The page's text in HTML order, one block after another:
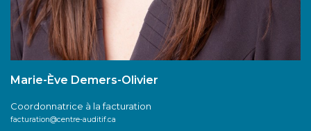
Marie-Ève Demers-Olivier
Coordonnatrice à la facturation
facturation@centre-auditif.ca